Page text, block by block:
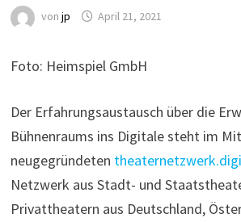
vonjp April 21, 2021
Foto: Heimspiel GmbH
Der Erfahrungsaustausch über die
Bühnenraums ins Digitale steht im
neugegründeten
Netzwerk aus Stadt- und
Privattheatern aus Deutschland,